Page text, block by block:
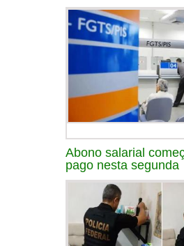
Abono salarial
pago nesta segunda